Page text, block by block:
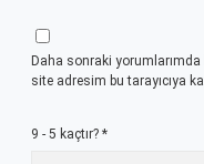
Daha sonraki
site adresim bu tarayıcıya
9 - 5 kaçtır? *